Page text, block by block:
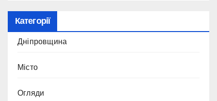
Категорії
Дніпровщина
Місто
Огляди